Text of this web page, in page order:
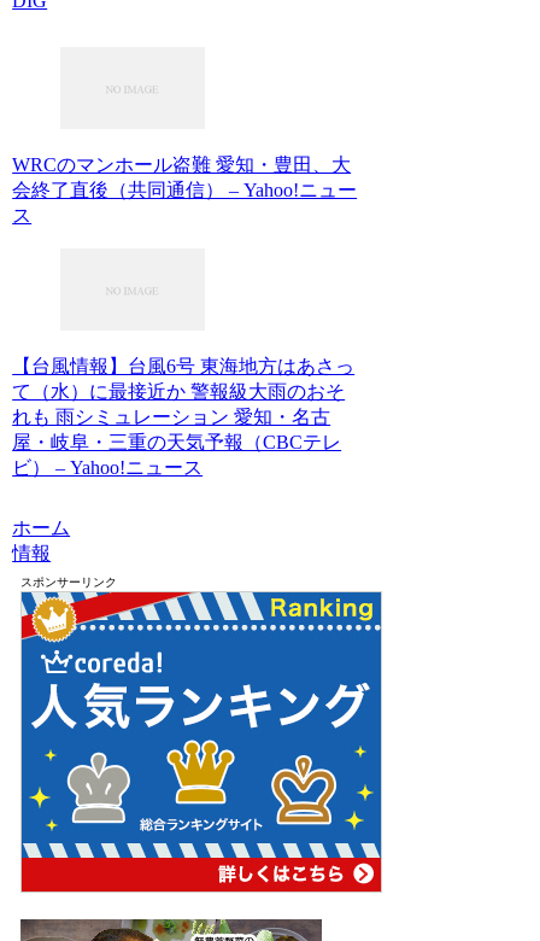
WRCのマンホール盗難 愛知・豊田、大
会終了直後（共同通信） – Yahoo!ニュー
ス
【台風情報】台風6号 東海地方はあさっ
て（水）に最接近か 警報級大雨のおそ
れも 雨シミュレーション 愛知・名古
屋・岐阜・三重の天気予報（CBCテレ
ビ） – Yahoo!ニュース
ホーム
情報
スポンサーリンク